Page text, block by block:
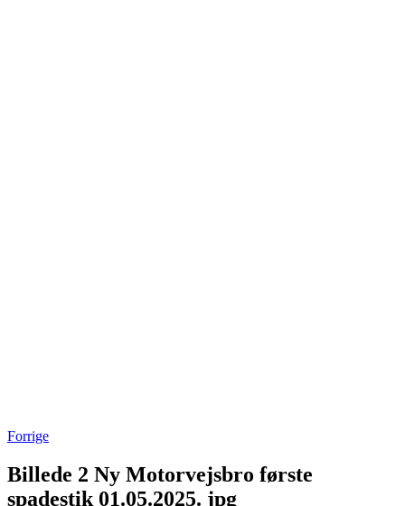
Forrige
Billede 2 Ny Motorvejsbro første
spadestik 01.05.2025. jpg